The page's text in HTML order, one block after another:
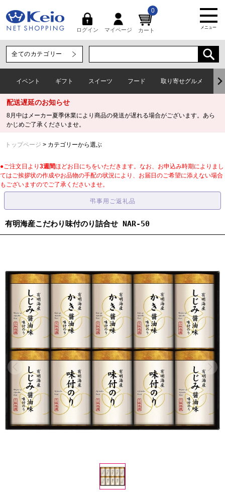
ログイン マイページ カート
0
メニュー
イベント ギフト スイーツ フード 取り寄せグルメ
配送遅延のお知らせ
8月中はメーカー夏季休業により商品の発送が遅れる場合がございます。あら
かじめご了承くださいませ。
トップページ カテゴリーから選ぶ
●ご注文日より 3週間ほどお日にちをいただきます。なお、お申込み時期によりまし
てはご挨拶状の作成やお品物の手配の状況により、お届日のご希望に添えない場合
もございますのでご了承くださいませ。
有明海産こだわり味付のり詰合せ NAR-50